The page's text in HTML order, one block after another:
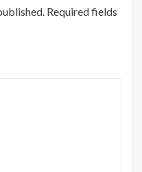
Required fields